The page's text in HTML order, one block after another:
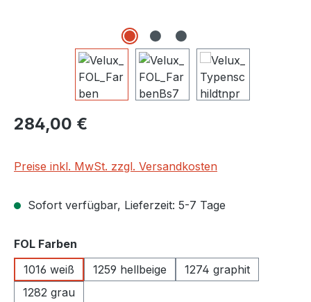
Regulärer Preis:
284,00 €
Preise inkl. MwSt. zzgl. Versandkosten
Sofort verfügbar, Lieferzeit: 5-7 Tage
FOL Farben
1016 weiß
1259 hellbeige
1274 graphit
1282 grau